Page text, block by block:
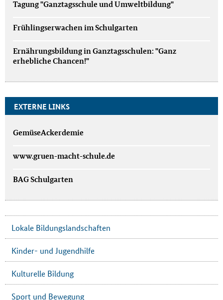
Tagung "Ganztagsschule und Umweltbildung"
Frühlingserwachen im Schulgarten
Ernährungsbildung in Ganztagsschulen: "Ganz
erhebliche Chancen!"
EXTERNE LINKS
GemüseAckerdemie
www.gruen-macht-schule.de
BAG Schulgarten
Lokale Bildungslandschaften
Kinder- und Jugendhilfe
Kulturelle Bildung
Sport und Bewegung